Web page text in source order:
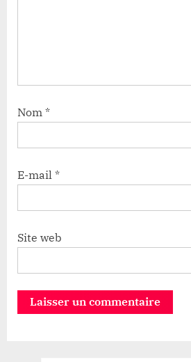
Nom *
E-mail *
Site web